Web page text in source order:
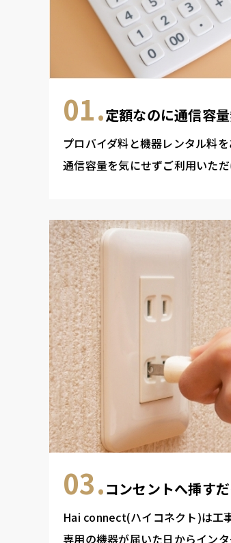
01.定額なのに通信容量
プロバイダ料と機器レンタル料
通信容量を気にせずご利用いただ
03.コンセントへ挿す
Hai connect(ハイコネクト)は工
専用の機器が届いた日からイン